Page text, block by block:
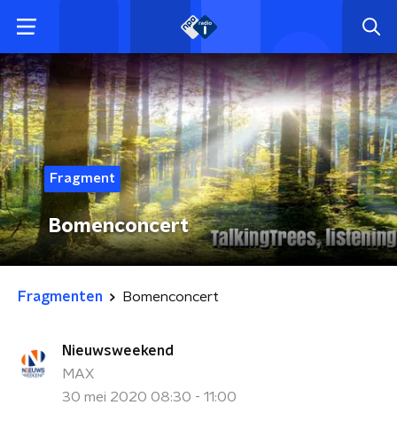
Fragment
Bomenconcert
Fragmenten Bomenconcert
Nieuwsweekend
MAX
30 mei 2020 08:30 - 11:00